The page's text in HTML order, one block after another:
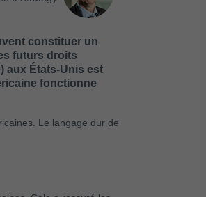
constituer un
futurs droits
aux États-Unis est
fonctionne
Le langage dur de